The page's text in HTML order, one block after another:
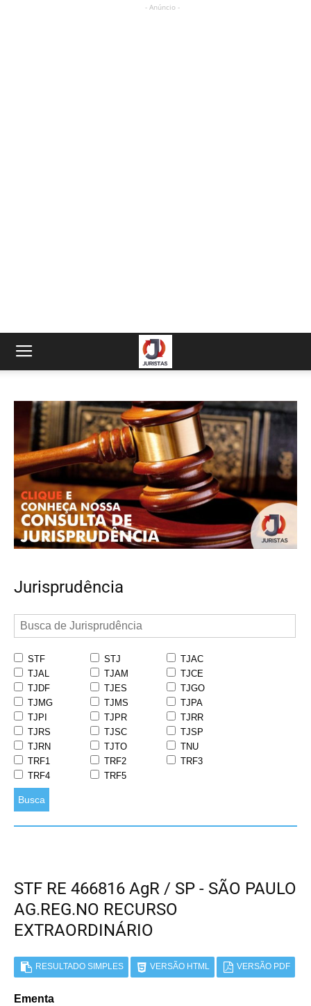
- Anúncio -
Jurisprudência
STF STJ
TJAC
TJAL
TJAM
TJCE
TJDF
TJES
TJGO
TJMG
TJMS
TJPA
TJPI
TJPR
TJRR
TJRS
TJSC
TJSP
TJRN
TJTO
TNU
TRF1
TRF2
TRF3
TRF4
TRF5
Busca
STF RE 466816 AgR / SP - SÃO PAULO
AG.REG.NO RECURSO
EXTRAORDINÁRIO
RESULTADO SIMPLES VERSÃO HTML VERSÃO PDF
Ementa